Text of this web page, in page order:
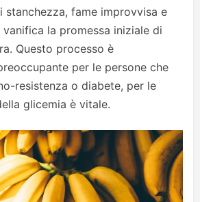
stanchezza, fame improvvisa e
la promessa iniziale di
Questo processo è
per le persone che
resistenza o diabete, per le
glicemia è vitale.